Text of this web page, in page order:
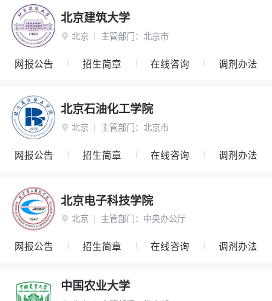
北京建筑大学
 北京 主管部门： 北京市
网报公告 招生简章 在线咨询 调剂办法
北京石油化工学院
 北京 主管部门： 北京市
网报公告 招生简章 在线咨询 调剂办法
北京电子科技学院
 北京 主管部门： 中央办公厅
网报公告 招生简章 在线咨询 调剂办法
中国农业大学